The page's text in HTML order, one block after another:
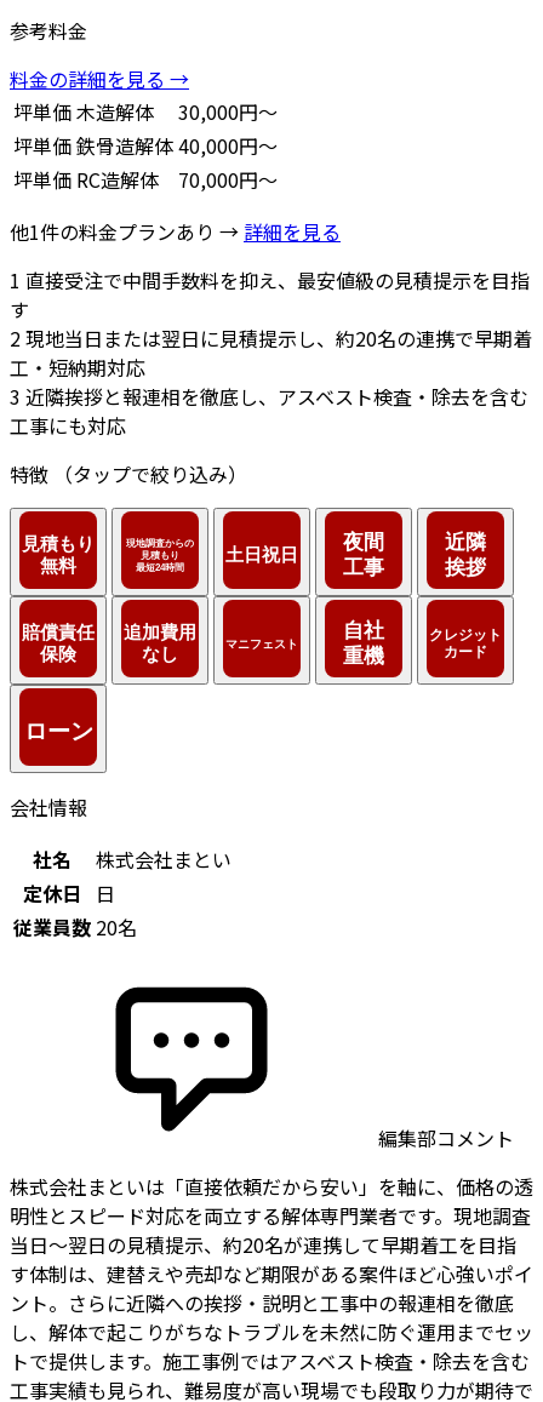
参考料金
料金の詳細を見る →
坪単価木造解体
30,000円～
坪単価鉄骨造解体40,000円～
坪単価 RC造解体
70,000円～
他1件の料金プランあり → 詳細を見る
1 直接受注で中間手数料を抑え、最安値級の見積提示を目指
す
2現地当日または翌日に見積提示し、約20名の連携で早期着
工・短納期対応
3 近隣挨拶と報連相を徹底し、アスベスト検査・除去を含む
工事にも対応
特徴
（タップで絞り込み）
会社情報
社名
株式会社まとい
定休日
日
従業員数 20名
編集部コメント
株式会社まといは「直接依頼だから安い」を軸に、価格の透
明性とスピード対応を両立する解体専門業者です。現地調査
当日〜翌日の見積提示、約20名が連携して早期着工を目指
す体制は、建替えや売却など期限がある案件ほど心強いポイ
ント。さらに近隣への挨拶・説明と工事中の報連相を徹底
し、解体で起こりがちなトラブルを未然に防ぐ運用までセッ
トで提供します。施工事例ではアスベスト検査・除去を含む
工事実績も見られ、難易度が高い現場でも段取り力が期待で